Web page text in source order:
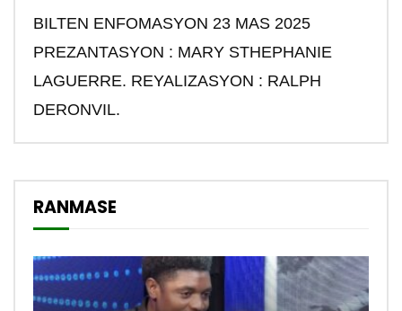
BILTEN ENFOMASYON 23 MAS 2025
PREZANTASYON : MARY STHEPHANIE
LAGUERRE. REYALIZASYON : RALPH
DERONVIL.
RANMASE